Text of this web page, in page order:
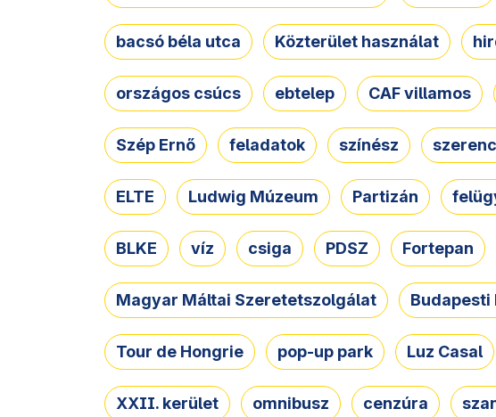
bacsó béla utca Közterület használat
országos csúcs ebtelep CAF villamos
Szép Ernő feladatok színész
ELTE Ludwig Múzeum Partizán
BLKE víz csiga PDSZ Fortepan
Magyar Máltai Szeretetszolgálat Budapesti
Tour de Hongrie pop-up park Luz Casal
XXII. kerület omnibusz cenzúra